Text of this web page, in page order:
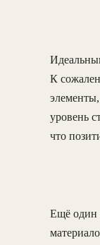
К
уровень
что
Ещё один